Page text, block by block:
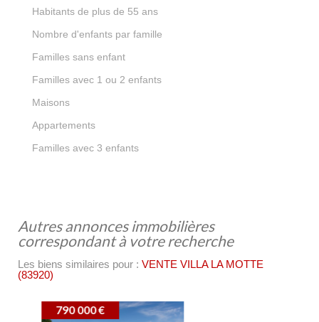
Habitants de plus de 55 ans
Nombre d'enfants par famille
Familles sans enfant
Familles avec 1 ou 2 enfants
Maisons
Appartements
Familles avec 3 enfants
autres annonces immobilières
correspondant à votre recherche
Les biens similaires pour : VENTE VILLA LA MOTTE
(83920)
739 000 €